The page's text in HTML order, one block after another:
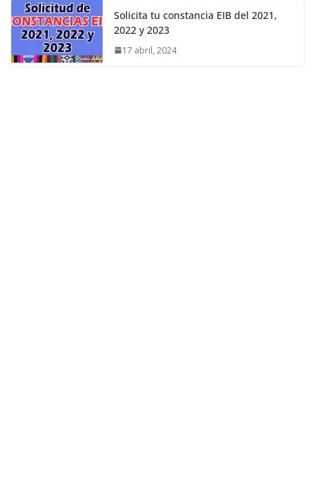
Solicita tu constancia EIB del 2021,
2022 y 2023
17 abril, 2024